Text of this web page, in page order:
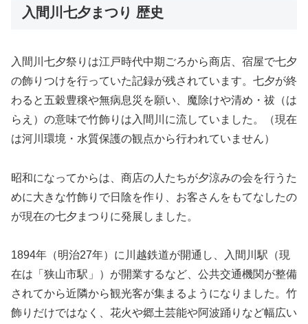
入間川七夕まつり 歴史
入間川七夕祭りは江戸時代中期ごろから商店、宿屋で七夕
の飾りつけを行っていた記録が残されています。七夕が終
わると五穀豊穣や無病息災を願い、魔除けや清め・祓（は
らえ）の意味で竹飾りは入間川に流していました。（現在
は河川環境・水質保護の観点から行われていません）
昭和になってからは、商店の人たちが夕涼みの会を行うた
めに大きな竹飾りで日陰を作り、お客さんをもてなしたの
が現在の七夕まつりに発展しました。
1894年（明治27年）に川越鉄道が開通し、入間川駅（現
在は「狭山市駅」）が開業するなど、公共交通機関が整備
されてから近隣から観光客が集まるようになりました。竹
飾りだけではなく、花火や郷土芸能や阿波踊りなど幅広い